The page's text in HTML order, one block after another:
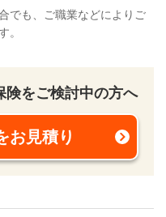
でも、ご職業などによりご
。
険をご検討中の方へ
お見積り
ウィンドウを開きま